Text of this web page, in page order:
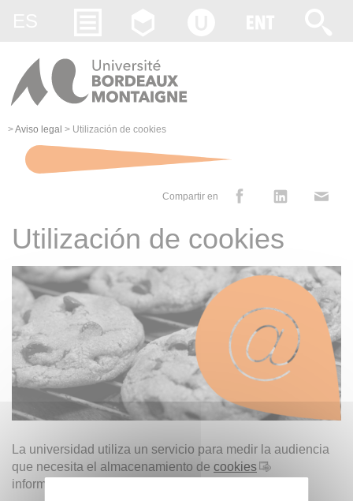
>Aviso legal > Utilización de cookies
Compartir en
Utilización de cookies
La universidad utiliza un servicio para medir la audiencia
que necesita el almacenamiento de cookies
informáticos por su navegador.